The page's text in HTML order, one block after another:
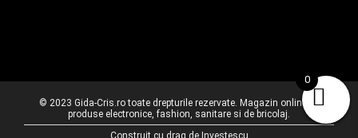
© 2023 Gida-Cris.ro toate drepturile rezervate. Magazin online cu
produse electronice, fashion, sanitare si de bricolaj.
Construit cu drag de Investescu
0